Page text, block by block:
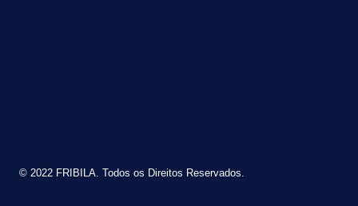
© 2022 FRIBILA. Todos os Direitos Reservados.